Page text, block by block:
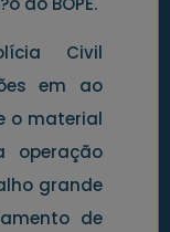
Civil
em ao
o material
operação
grande
de